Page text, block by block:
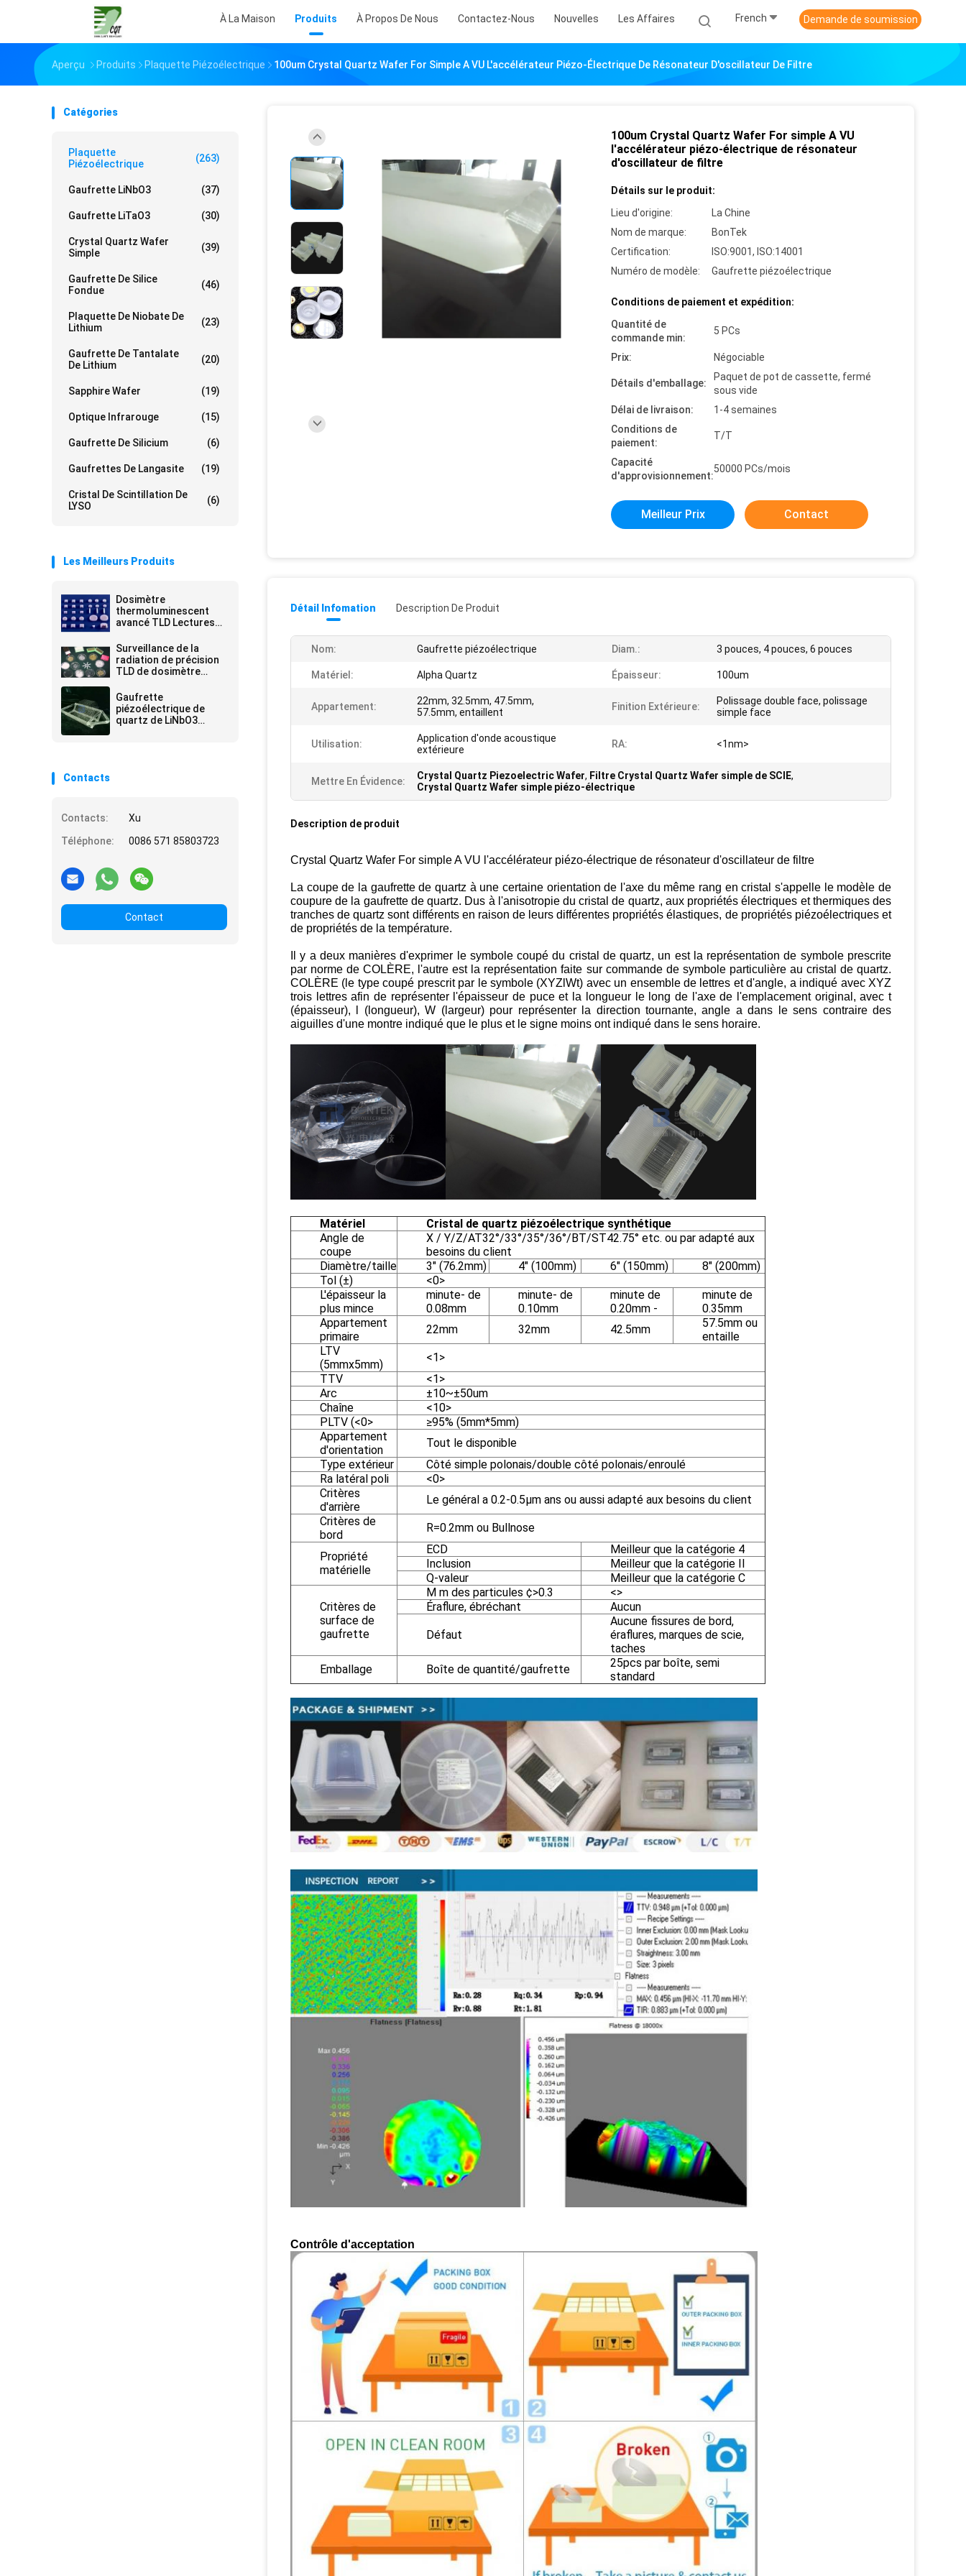
À La Maison Produits À Propos De Nous Contactez-Nous Nouvelles Les Affaires French Demande de soumission
Aperçu Produits Plaquette Piézoélectrique 100um Crystal Quartz Wafer For Simple A VU L'accélérateur Piézo-Électrique De Résonateur D'oscillateur De Filtre
Catégories
Plaquette
Piézoélectrique
(263)
Gaufrette LiNbO3 (37)
Gaufrette LiTaO3 (30)
Crystal Quartz Wafer
Simple
(39)
Gaufrette De Silice
Fondue
(46)
Plaquette De Niobate De
Lithium
(23)
Gaufrette De Tantalate
De Lithium
(20)
Sapphire Wafer (19)
Optique Infrarouge (15)
Gaufrette De Silicium (6)
Gaufrettes De Langasite (19)
Cristal De Scintillation De
LYSO
(6)
Les Meilleurs Produits
Dosimètre
thermoluminescent
avancé TLD Lectures
radiologique inégalée
Surveillance de la
radiation de précision
TLD de dosimètre
confiance pour la
précision de la sécurité
Gaufrette
piézoélectrique de
quartz de LiNbO3
Contacts
Contacts:
Xu
Téléphone:
0086 571 85803723
Contact
100um Crystal Quartz Wafer For simple A VU
l'accélérateur piézo-électrique de résonateur
d'oscillateur de filtre
Détails sur le produit:
Lieu d'origine:
La Chine
Nom de marque:
BonTek
Certification:
ISO:9001, ISO:14001
Numéro de modèle:
Gaufrette piézoélectrique
Conditions de paiement et expédition:
Quantité de
commande min:
5 PCs
Prix: Négociable
Détails d'emballage:
Paquet de pot de cassette, fermé
sous vide
Délai de livraison:
1-4 semaines
Conditions de
paiement:
T/T
Capacité
d'approvisionnement:
50000 PCs/mois
Meilleur Prix Contact
Détail Infomation Description De Produit
Nom: Gaufrette piézoélectrique Diam.: 3 pouces, 4 pouces, 6 pouces
Matériel: Alpha Quartz Épaisseur: 100um
Appartement:
22mm, 32.5mm, 47.5mm,
57.5mm, entaillent
Finition Extérieure:
Polissage double face, polissage
simple face
Utilisation:
Application d'onde acoustique
extérieure
RA: <1nm>
Mettre En Évidence: Crystal Quartz Piezoelectric Wafer, Filtre Crystal Quartz Wafer simple de SCIE,
Crystal Quartz Wafer simple piézo-électrique
Description de produit
Crystal Quartz Wafer For simple A VU l'accélérateur piézo-électrique de résonateur d'oscillateur de filtre
La coupe de la gaufrette de quartz à une certaine orientation de l'axe du même rang en cristal s'appelle le modèle de
coupure de la gaufrette de quartz. Dus à l'anisotropie du cristal de quartz, aux propriétés électriques et thermiques des
tranches de quartz sont différents en raison de leurs différentes propriétés élastiques, de propriétés piézoélectriques et
de propriétés de la température.
Il y a deux manières d'exprimer le symbole coupé du cristal de quartz, un est la représentation de symbole prescrite
par norme de COLÈRE, l'autre est la représentation faite sur commande de symbole particulière au cristal de quartz.
COLÈRE (le type coupé prescrit par le symbole (XYZlWt) avec un ensemble de lettres et d'angle, a indiqué avec XYZ
trois lettres afin de représenter l'épaisseur de puce et la longueur le long de l'axe de l'emplacement original, avec t
(épaisseur), l (longueur), W (largeur) pour représenter la direction tournante, angle a dans le sens contraire des
aiguilles d'une montre indiqué que le plus et le signe moins ont indiqué dans le sens horaire.
Matériel
Cristal de quartz piézoélectrique synthétique
Angle de
coupe
X / Y/Z/AT32°/33°/35°/36°/BT/ST42.75° etc. ou par adapté aux
besoins du client
Diamètre/taille
3" (76.2mm) 4" (100mm) 6" (150mm)
8" (200mm)
Tol (±)
<0>
L'épaisseur la
plus mince
minute- de
0.08mm
minute- de
0.10mm
minute de
0.20mm -
minute de
0.35mm
Appartement
primaire
22mm 32mm 42.5mm
57.5mm ou
entaille
LTV
(5mmx5mm)
<1>
TTV
<1>
Arc
±10~±50um
Chaîne
<10>
PLTV (<0>
≥95% (5mm*5mm)
Appartement
d'orientation
Tout le disponible
Type extérieur
Côté simple polonais/double côté polonais/enroulé
Ra latéral poli
<0>
Critères
d'arrière
Le général a 0.2-0.5µm ans ou aussi adapté aux besoins du client
Critères de
bord
R=0.2mm ou Bullnose
Propriété
matérielle
ECD
Meilleur que la catégorie 4
Inclusion
Meilleur que la catégorie II
Q-valeur
Meilleur que la catégorie C
Critères de
surface de
gaufrette
Μ m des particules ¢>0.3
<>
Éraflure, ébréchant
Aucun
Défaut
Aucune fissures de bord,
éraflures, marques de scie,
taches
Emballage
Boîte de quantité/gaufrette
25pcs par boîte, semi
standard
Contrôle d'acceptation